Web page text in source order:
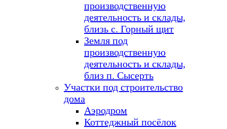
производственную
деятельность и склады,
близь с. Горный щит
Земля под
производственную
деятельность и склады,
близ п. Сысерть
Участки под строительство
дома
Аэродром
Коттеджный посёлок